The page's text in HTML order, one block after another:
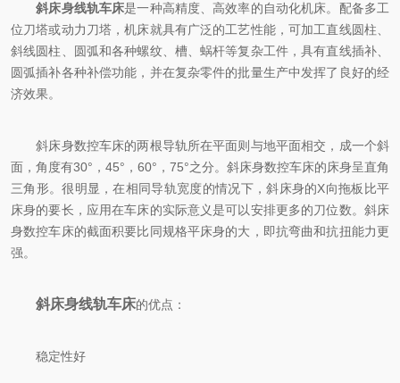
斜床身线轨车床是一种高精度、高效率的自动化机床。配备多工
位刀塔或动力刀塔，机床就具有广泛的工艺性能，可加工直线圆柱、
斜线圆柱、圆弧和各种螺纹、槽、蜗杆等复杂工件，具有直线插补、
圆弧插补各种补偿功能，并在复杂零件的批量生产中发挥了良好的经
济效果。
斜床身数控车床的两根导轨所在平面则与地平面相交，成一个斜
面，角度有30°，45°，60°，75°之分。斜床身数控车床的床身呈直角
三角形。很明显，在相同导轨宽度的情况下，斜床身的X向拖板比平
床身的要长，应用在车床的实际意义是可以安排更多的刀位数。斜床
身数控车床的截面积要比同规格平床身的大，即抗弯曲和抗扭能力更
强。
斜床身线轨车床的优点：
稳定性好